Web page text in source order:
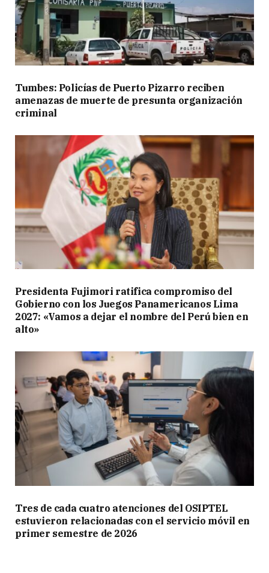
Tumbes: Policías de Puerto Pizarro reciben
amenazas de muerte de presunta organización
criminal
Presidenta Fujimori ratifica compromiso del
Gobierno con los Juegos Panamericanos Lima
2027: «Vamos a dejar el nombre del Perú bien en
alto»
Tres de cada cuatro atenciones del OSIPTEL
estuvieron relacionadas con el servicio móvil en
primer semestre de 2026